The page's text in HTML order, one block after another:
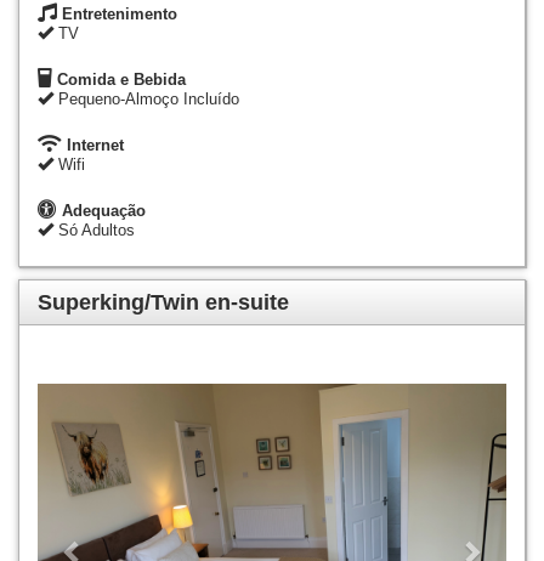
Entretenimento
TV
Comida e Bebida
Pequeno-Almoço Incluído
Internet
Wifi
Adequação
Só Adultos
Superking/Twin en-suite